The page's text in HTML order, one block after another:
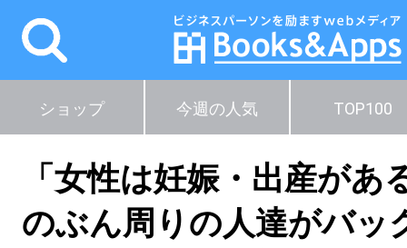
ショップ 今週の人気 TOP100
「女性は妊娠・出産があ
のぶん周りの人達がバッ